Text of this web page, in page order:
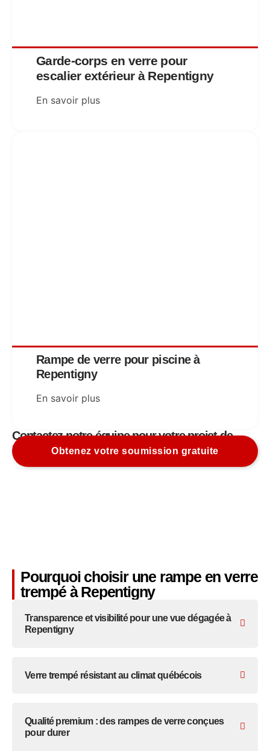
Garde-corps en verre pour
escalier extérieur à Repentigny
En savoir plus
Rampe de verre pour piscine à
Repentigny
En savoir plus
Contactez notre équipe pour votre projet de
rampe en verre à Repentigny
Obtenez votre soumission gratuite
Pourquoi choisir une rampe en verre
trempé à Repentigny
Transparence et visibilité pour une vue dégagée à
Repentigny
Verre trempé résistant au climat québécois
Qualité premium : des rampes de verre conçues
pour durer